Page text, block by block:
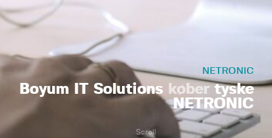
NETRONIC
Boyum IT Solutions købertyske
NETRONIC
Scroll